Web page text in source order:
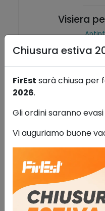
Visiera
55,00
Aggiungi
Chiusura estiva
FirEst sarà chiusa per
2026.
Gli ordini saranno
Vi auguriamo buone